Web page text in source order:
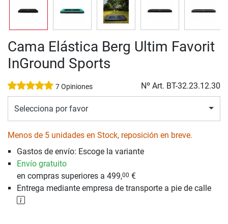
Cama Elástica Berg Ultim Favorit
InGround Sports
7 Opiniones Nº Art. BT-32.23.12.30
Selecciona por favor
Menos de 5 unidades en Stock, reposición en breve.
Gastos de envío: Escoge la variante
Envío gratuito
en compras superiores a 499,00 €
Entrega mediante empresa de transporte a pie de calle